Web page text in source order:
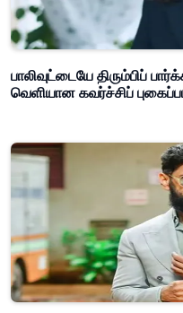
பாலிவுட்டையே திரும்பிப்
வெளியான கவர்ச்சிப்